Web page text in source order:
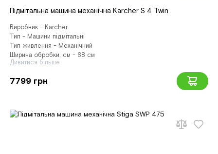
Підмітальна машина механічна Karcher S 4 Twin
Виробник - Karcher
Тип - Машини підмітальні
Тип живлення - Механічний
Ширина обробки, см - 68 см
Дивитися більше
7799 грн